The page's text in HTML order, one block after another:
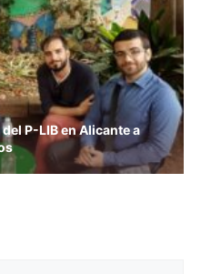
P-LIB en Alicante a